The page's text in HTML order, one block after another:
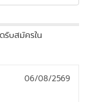
บสมัครใน
06/08/2569